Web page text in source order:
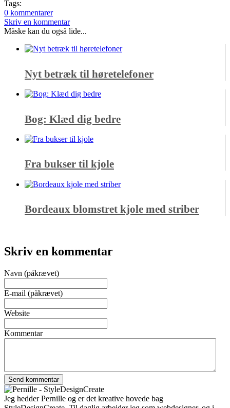
Tags:
0 kommentarer
Skriv en kommentar
Måske kan du også lide...
Nyt betræk til høretelefoner
Bog: Klæd dig bedre
Fra bukser til kjole
Bordeaux blomstret kjole med striber
Skriv en kommentar
Navn (påkrævet)
E-mail (påkrævet)
Website
Kommentar
Jeg hedder Pernille og er det kreative hovede bag